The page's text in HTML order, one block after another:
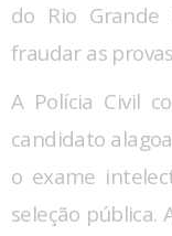
do Rio
fraudar as
A Polícia Civil
candidato
o exame
seleção pública.